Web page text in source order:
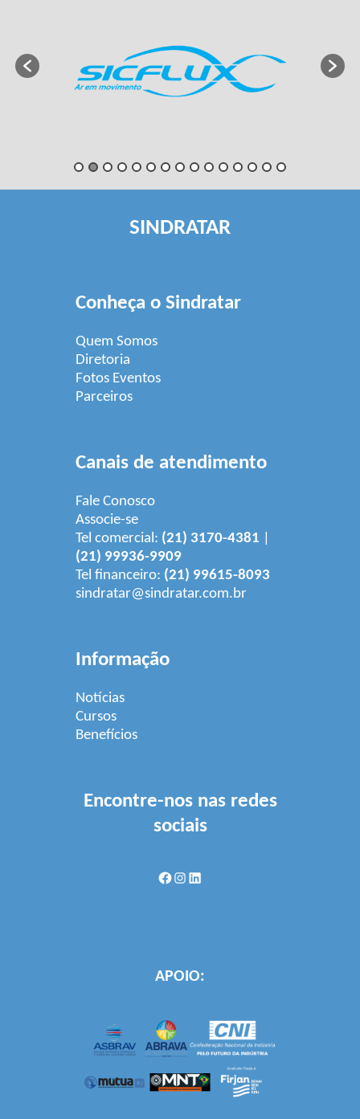
SINDRATAR
Conheça o Sindratar
Quem Somos
Diretoria
Fotos Eventos
Parceiros
Canais de atendimento
Fale Conosco
Associe-se
Tel comercial: (21) 3170-4381
(21) 99936-9909
Tel financeiro: (21) 99615-8093
sindratar@sindratar.com.br
Informação
Notícias
Cursos
Benefícios
Encontre-nos nas redes
sociais
Facebook
Instagram
LinkedIn
APOIO: